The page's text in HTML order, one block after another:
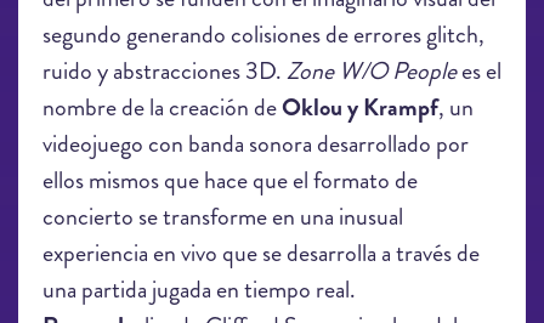
segundo generando colisiones de errores glitch,
ruido y abstracciones 3D.Zone W/O Peoplees el
nombre de la creación deOklou y Krampf, un
videojuego con banda sonora desarrollado por
ellos mismos que hace que el formato de
concierto se transforme en una inusual
experiencia en vivo que se desarrolla a través de
una partida jugada en tiempo real.